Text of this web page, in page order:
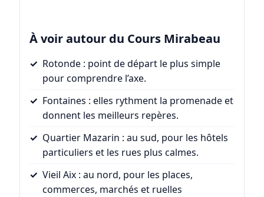
À voir autour du Cours Mirabeau
Rotonde: point de départ le plus simple
pour comprendre l’axe.
Fontaines : elles rythment la promenade et
donnent les meilleurs repères.
Quartier Mazarin : au sud, pour les hôtels
particuliers et les rues plus calmes.
Vieil Aix: au nord, pour les places,
commerces, marchés et ruelles